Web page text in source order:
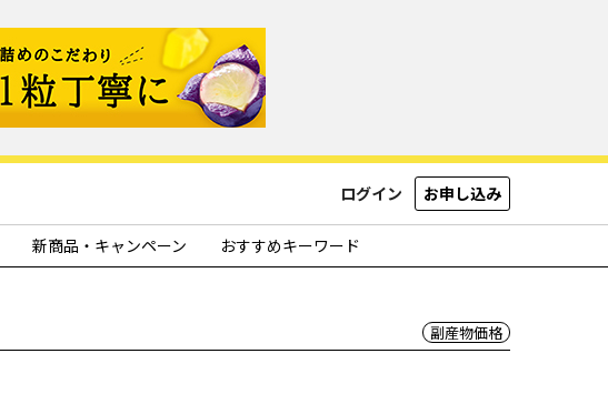
ログイン お申し込み
新商品・キャンペーン おすすめキーワード
副産物価格